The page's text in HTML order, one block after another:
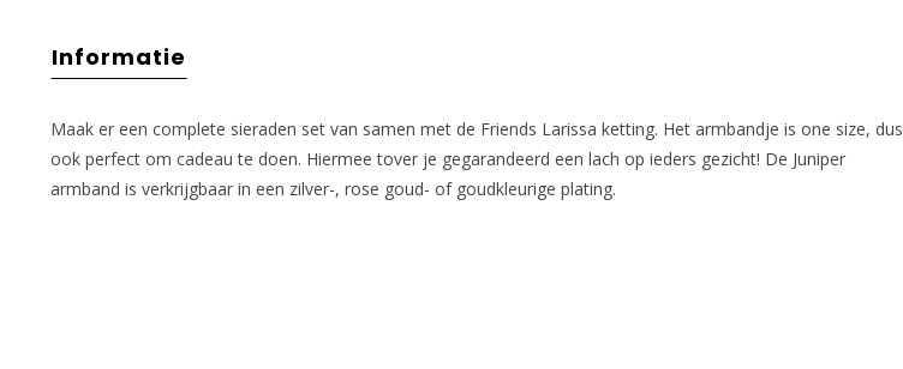
Informatie
Maak er een complete sieraden set van samen met de Friends Larissa ketting. Het armbandje is one size, dus
ook perfect om cadeau te doen. Hiermee tover je gegarandeerd een lach op ieders gezicht! De Juniper
armband is verkrijgbaar in een zilver-, rose goud- of goudkleurige plating.